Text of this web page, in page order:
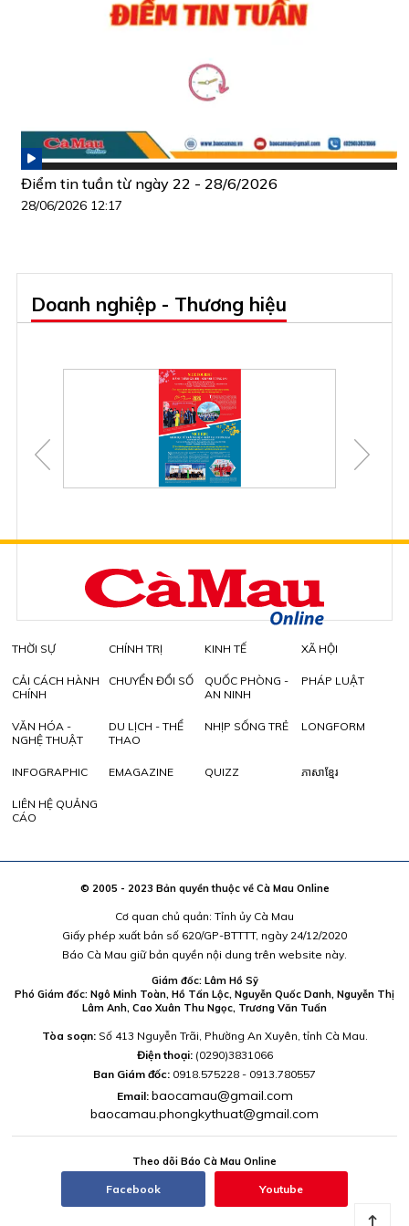
Điểm tin tuần từ ngày 22 - 28/6/2026
28/06/2026 12:17
Doanh nghiệp - Thương hiệu
THỜI SỰ CHÍNH TRỊ KINH TẾ XÃ HỘI
CẢI CÁCH HÀNH
CHÍNH
CHUYỂN ĐỔI SỐ
QUỐC PHÒNG -
AN NINH
PHÁP LUẬT
VĂN HÓA -
NGHỆ THUẬT
DU LỊCH - THỂ
THAO
NHỊP SỐNG TRẺ LONGFORM
INFOGRAPHIC EMAGAZINE QUIZZ ភាសាខ្មែរ
LIÊN HỆ QUẢNG
CÁO
© 2005 - 2023 Bản quyền thuộc về Cà Mau Online
Cơ quan chủ quản: Tỉnh ủy Cà Mau
Giấy phép xuất bản số 620/GP-BTTTT, ngày 24/12/2020
Báo Cà Mau giữ bản quyền nội dung trên website này.
Giám đốc: Lâm Hồ Sỹ
Phó Giám đốc: Ngô Minh Toàn, Hồ Tấn Lộc, Nguyễn Quốc Danh, Nguyễn Thị
Lâm Anh, Cao Xuân Thu Ngọc, Trương Văn Tuấn
Tòa soạn:Số 413 Nguyễn Trãi, Phường An Xuyên, tỉnh Cà Mau.
Điện thoại: (0290)3831066
Ban Giám đốc: 0918.575228 - 0913.780557
Email: baocamau@gmail.com
baocamau.phongkythuat@gmail.com
Theo dõi Báo Cà Mau Online
Facebook Youtube